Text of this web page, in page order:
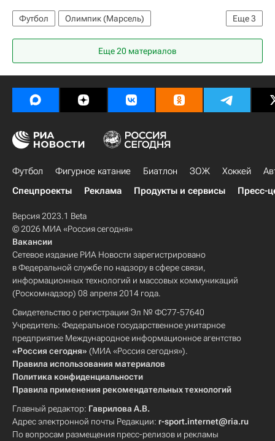
Еще3
Футбол
Олимпик (Марсель)
Димитри Пайет
Коронавирус COVID-19
Спорт в условиях пандемии коронавируса
Еще 20 материалов
Футбол Фигурное катание Биатлон ЗОЖ Хоккей
Спецпроекты
Реклама Продукты и сервисы Пресс-
Версия 2023.1 Beta
© 2026 МИА «Россия сегодня»
Вакансии
Сетевое издание РИА Новости зарегистрировано
в Федеральной службе по надзору в сфере связи,
информационных технологий и массовых коммуникаций
(Роскомнадзор) 08 апреля 2014 года.
Свидетельство о регистрации Эл № ФС77-57640
Учредитель: Федеральное государственное унитарное
предприятие Международное информационное агентство
«Россия сегодня» (МИА «Россия сегодня»).
Правила использования материалов
Политика конфиденциальности
Правила применения рекомендательных технологий
Главный редактор: Гаврилова А.В.
Адрес электронной почты Редакции: r-sport.internet@ria.ru
По вопросам размещения пресс-релизов и рекламы